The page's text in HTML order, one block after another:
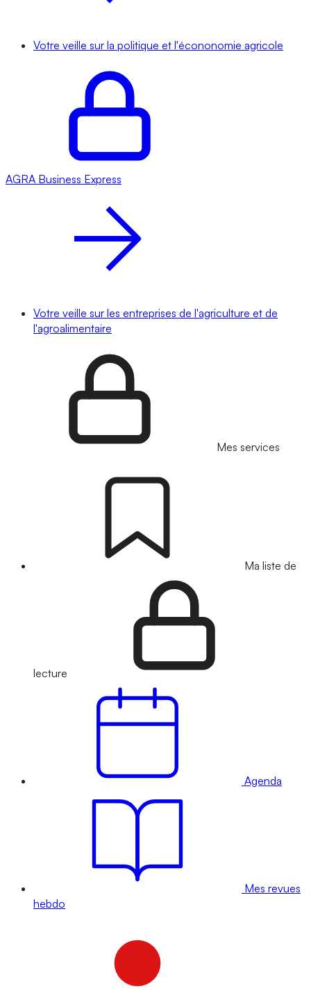
Votre veille sur la politique et l'écononomie agricole
AGRA Business Express
Votre veille sur les entreprises de l'agriculture et de
l'agroalimentaire
Mes services
Ma liste de
lecture
Agenda
Mes revues
hebdo